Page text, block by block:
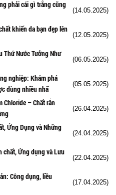
phải cái gì trắng cũng
(14.05.2025)
khiến da bạn đẹp lên
(12.05.2025)
Thứ Nước Tưởng Như
(06.05.2025)
nghiệp: Khám phá
dùng nhiều nhấ
(05.05.2025)
Chloride – Chất rắn
(26.04.2025)
Ứng Dụng và Những
(24.04.2025)
chất, Ứng dụng và Lưu
(22.04.2025)
Công dụng, liều
(17.04.2025)